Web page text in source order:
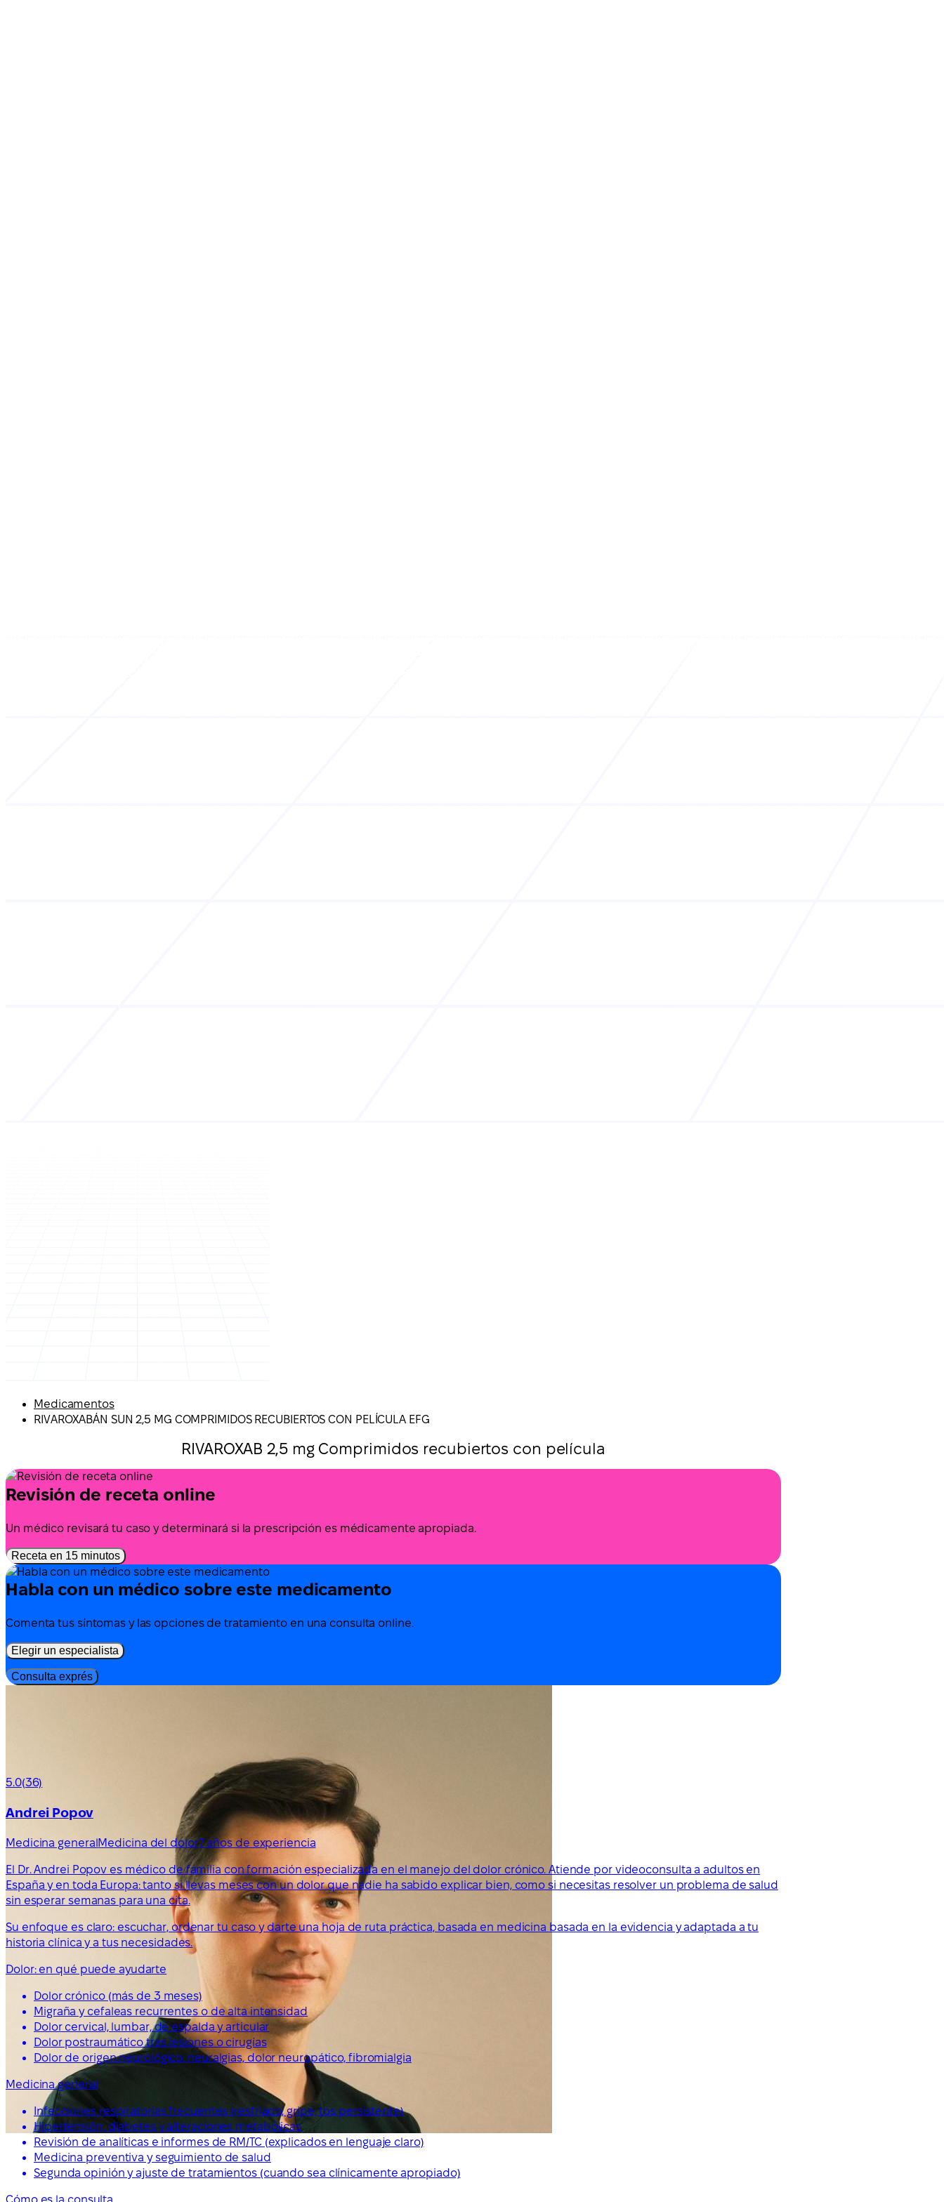
Medicamentos
RIVAROXABÁN SUN 2,5 MG COMPRIMIDOS RECUBIERTOS CON PELÍCULA EFG
RIVAROXAB 2,5 mg Comprimidos recubiertos con película
Revisión de receta online
Un médico revisará tu caso y determinará si la prescripción es médicamente apropiada.
Receta en 15 minutos
Habla con un médico sobre este medicamento
Comenta tus síntomas y las opciones de tratamiento en una consulta online.
Elegir un especialista
Consulta exprés
5.0(36)
Andrei Popov
Medicina generalMedicina del dolor7 años de experiencia
El Dr. Andrei Popov es médico de familia con formación especializada en el manejo del dolor crónico. Atiende por videoconsulta a adultos en
España y en toda Europa: tanto si llevas meses con un dolor que nadie ha sabido explicar bien, como si necesitas resolver un problema de salud
sin esperar semanas para una cita.
Su enfoque es claro: escuchar, ordenar tu caso y darte una hoja de ruta práctica, basada en medicina basada en la evidencia y adaptada a tu
historia clínica y a tus necesidades.
Dolor: en qué puede ayudarte
Dolor crónico (más de 3 meses)
Migraña y cefaleas recurrentes o de alta intensidad
Dolor cervical, lumbar, de espalda y articular
Dolor postraumático tras lesiones o cirugías
Dolor de origen neurológico: neuralgias, dolor neuropático, fibromialgia
Medicina general
Infecciones respiratorias frecuentes (resfriado, gripe, tos persistente)
Hipertensión, diabetes y alteraciones metabólicas
Revisión de analíticas e informes de RM/TC (explicados en lenguaje claro)
Medicina preventiva y seguimiento de salud
Segunda opinión y ajuste de tratamientos (cuando sea clínicamente apropiado)
Cómo es la consulta